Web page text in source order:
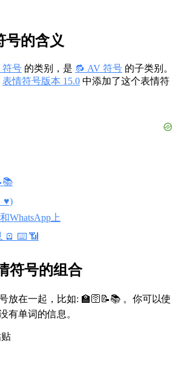
号的含义
符号 的类别，是 🔂 AV 符号 的子类别。
表情符号版本 15.0 中添加了这个表情符
WhatsApp上
🪫 ⌨️ 📶
符号的组合
放在一起，比如: 🏫🛜📝📚 。你可以使
有单词的信息。